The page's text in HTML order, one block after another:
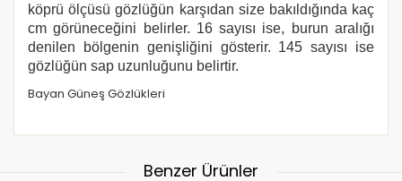
köprü ölçüsü gözlüğün karşıdan size bakıldığında kaç
cm görüneceğini belirler. 16 sayısı ise, burun aralığı
denilen bölgenin genişliğini gösterir. 145 sayısı ise
gözlüğün sap uzunluğunu belirtir.
Bayan Güneş Gözlükleri
Benzer Ürünler